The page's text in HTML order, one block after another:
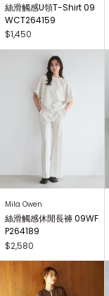
絲滑觸感U領T-Shirt 09
WCT264159
$1,450
Mila Owen
絲滑觸感休閒長褲 09WF
P264189
$2,580